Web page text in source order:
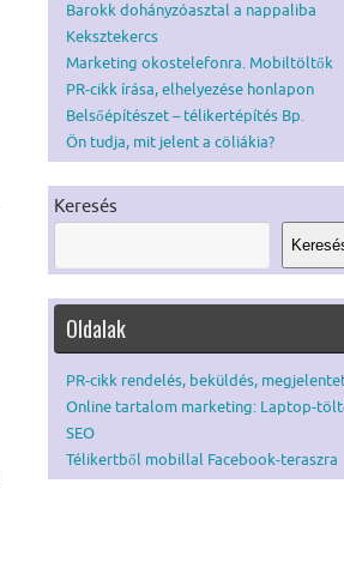
Barokk dohányzóasztal a nappaliba
Keksztekercs
Marketing okostelefonra. Mobiltöltők
PR-cikk írása, elhelyezése honlapon
Belsőépítészet – télikertépítés Bp.
Ön tudja, mit jelent a cöliákia?
Keresés
Oldalak
PR-cikk rendelés, beküldés,
Online tartalom marketing: Laptop-
SEO
Télikertből mobillal Facebook-teraszra